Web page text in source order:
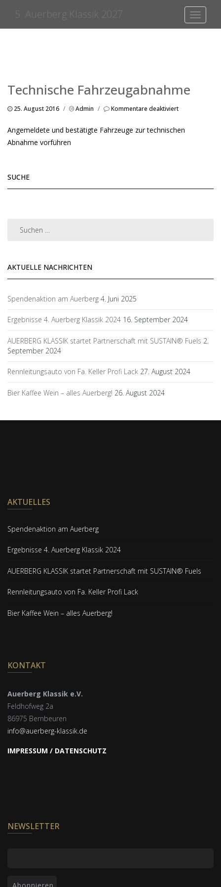
Toggle
5. Auerberg Klassik 2027
Technische Fahrzeugabnahme
25. August 2016 / Admin / Kommentare deaktiviertfür
Angemeldete und bestätigte Fahrzeuge zur technischen
Abnahme vorführen
SUCHE
AKTUELLE NACHRICHTEN
Spendenaktion am Auerberg 4. Juni 2025
Ergebnisse 4. Auerberg Klassik 2024 16. September 2024
AUERBERG KLASSIK startet Partnerschaft mit SUSTAIN® Fuels 2.
September 2024
Rennleitungsauto von Fa. Keller Profi Lack 27. August 2024
Bier Kaffee Wein – alles Auerberg! 26. August 2024
AKTUELLES
Spendenaktion am Auerberg
Ergebnisse 4. Auerberg Klassik 2024
AUERBERG KLASSIK startet Partnerschaft mit SUSTAIN® Fuels
Rennleitungsauto von Fa. Keller Profi Lack
Bier Kaffee Wein – alles Auerberg!
KONTAKT
Auerberg Klassik e.V.
Feldhofweg 2a
86975 Bernbeuren
info@auerberg-klassik.de
IMPRESSUM / DATENSCHUTZ
NEWSLETTER